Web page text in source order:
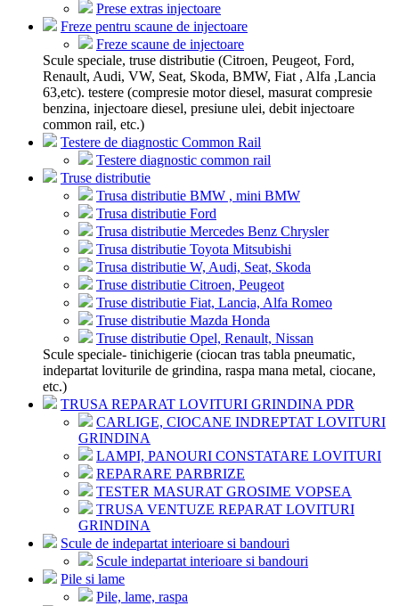
Prese extras injectoare
Freze pentru scaune de injectoare
Freze scaune de injectoare
Scule speciale, truse distributie (Citroen, Peugeot, Ford,
Renault, Audi, VW, Seat, Skoda, BMW, Fiat , Alfa ,Lancia
63,etc). testere (compresie motor diesel, masurat compresie
benzina, injectoare diesel, presiune ulei, debit injectoare
common rail, etc.)
Testere de diagnostic Common Rail
Testere diagnostic common rail
Truse distributie
Trusa distributie BMW , mini BMW
Trusa distributie Ford
Trusa distributie Mercedes Benz Chrysler
Trusa distributie Toyota Mitsubishi
Trusa distributie W, Audi, Seat, Skoda
Truse distributie Citroen, Peugeot
Truse distributie Fiat, Lancia, Alfa Romeo
Truse distributie Mazda Honda
Truse distributie Opel, Renault, Nissan
Scule speciale- tinichigerie (ciocan tras tabla pneumatic,
indepartat loviturile de grindina, raspa mana metal, ciocane,
etc.)
TRUSA REPARAT LOVITURI GRINDINA PDR
CARLIGE, CIOCANE INDREPTAT LOVITURI
GRINDINA
LAMPI, PANOURI CONSTATARE LOVITURI
REPARARE PARBRIZE
TESTER MASURAT GROSIME VOPSEA
TRUSA VENTUZE REPARAT LOVITURI
GRINDINA
Scule de indepartat interioare si bandouri
Scule indepartat interioare si bandouri
Pile si lame
Pile, lame, raspa